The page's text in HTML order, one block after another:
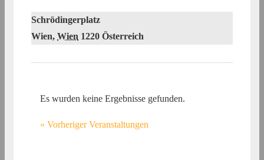
Schrödingerplatz
Wien, Wien 1220 Österreich
Es wurden keine Ergebnisse gefunden.
« Vorheriger Veranstaltungen